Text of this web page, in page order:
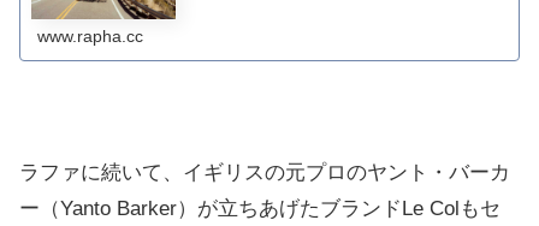
www.rapha.cc
ラファに続いて、イギリスの元プロのヤント・バーカ
ー（Yanto Barker）が立ちあげたブランドLe Colもセ